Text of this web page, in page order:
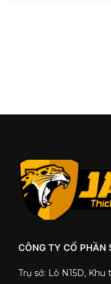
CÔNG TY CỔ PHẦN
Trụ sở: Lô N15D, Khu